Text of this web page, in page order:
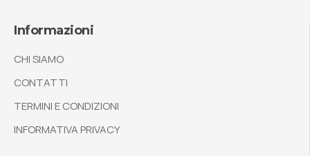
Informazioni
CHI SIAMO
CONTATTI
TERMINI E CONDIZIONI
INFORMATIVA PRIVACY